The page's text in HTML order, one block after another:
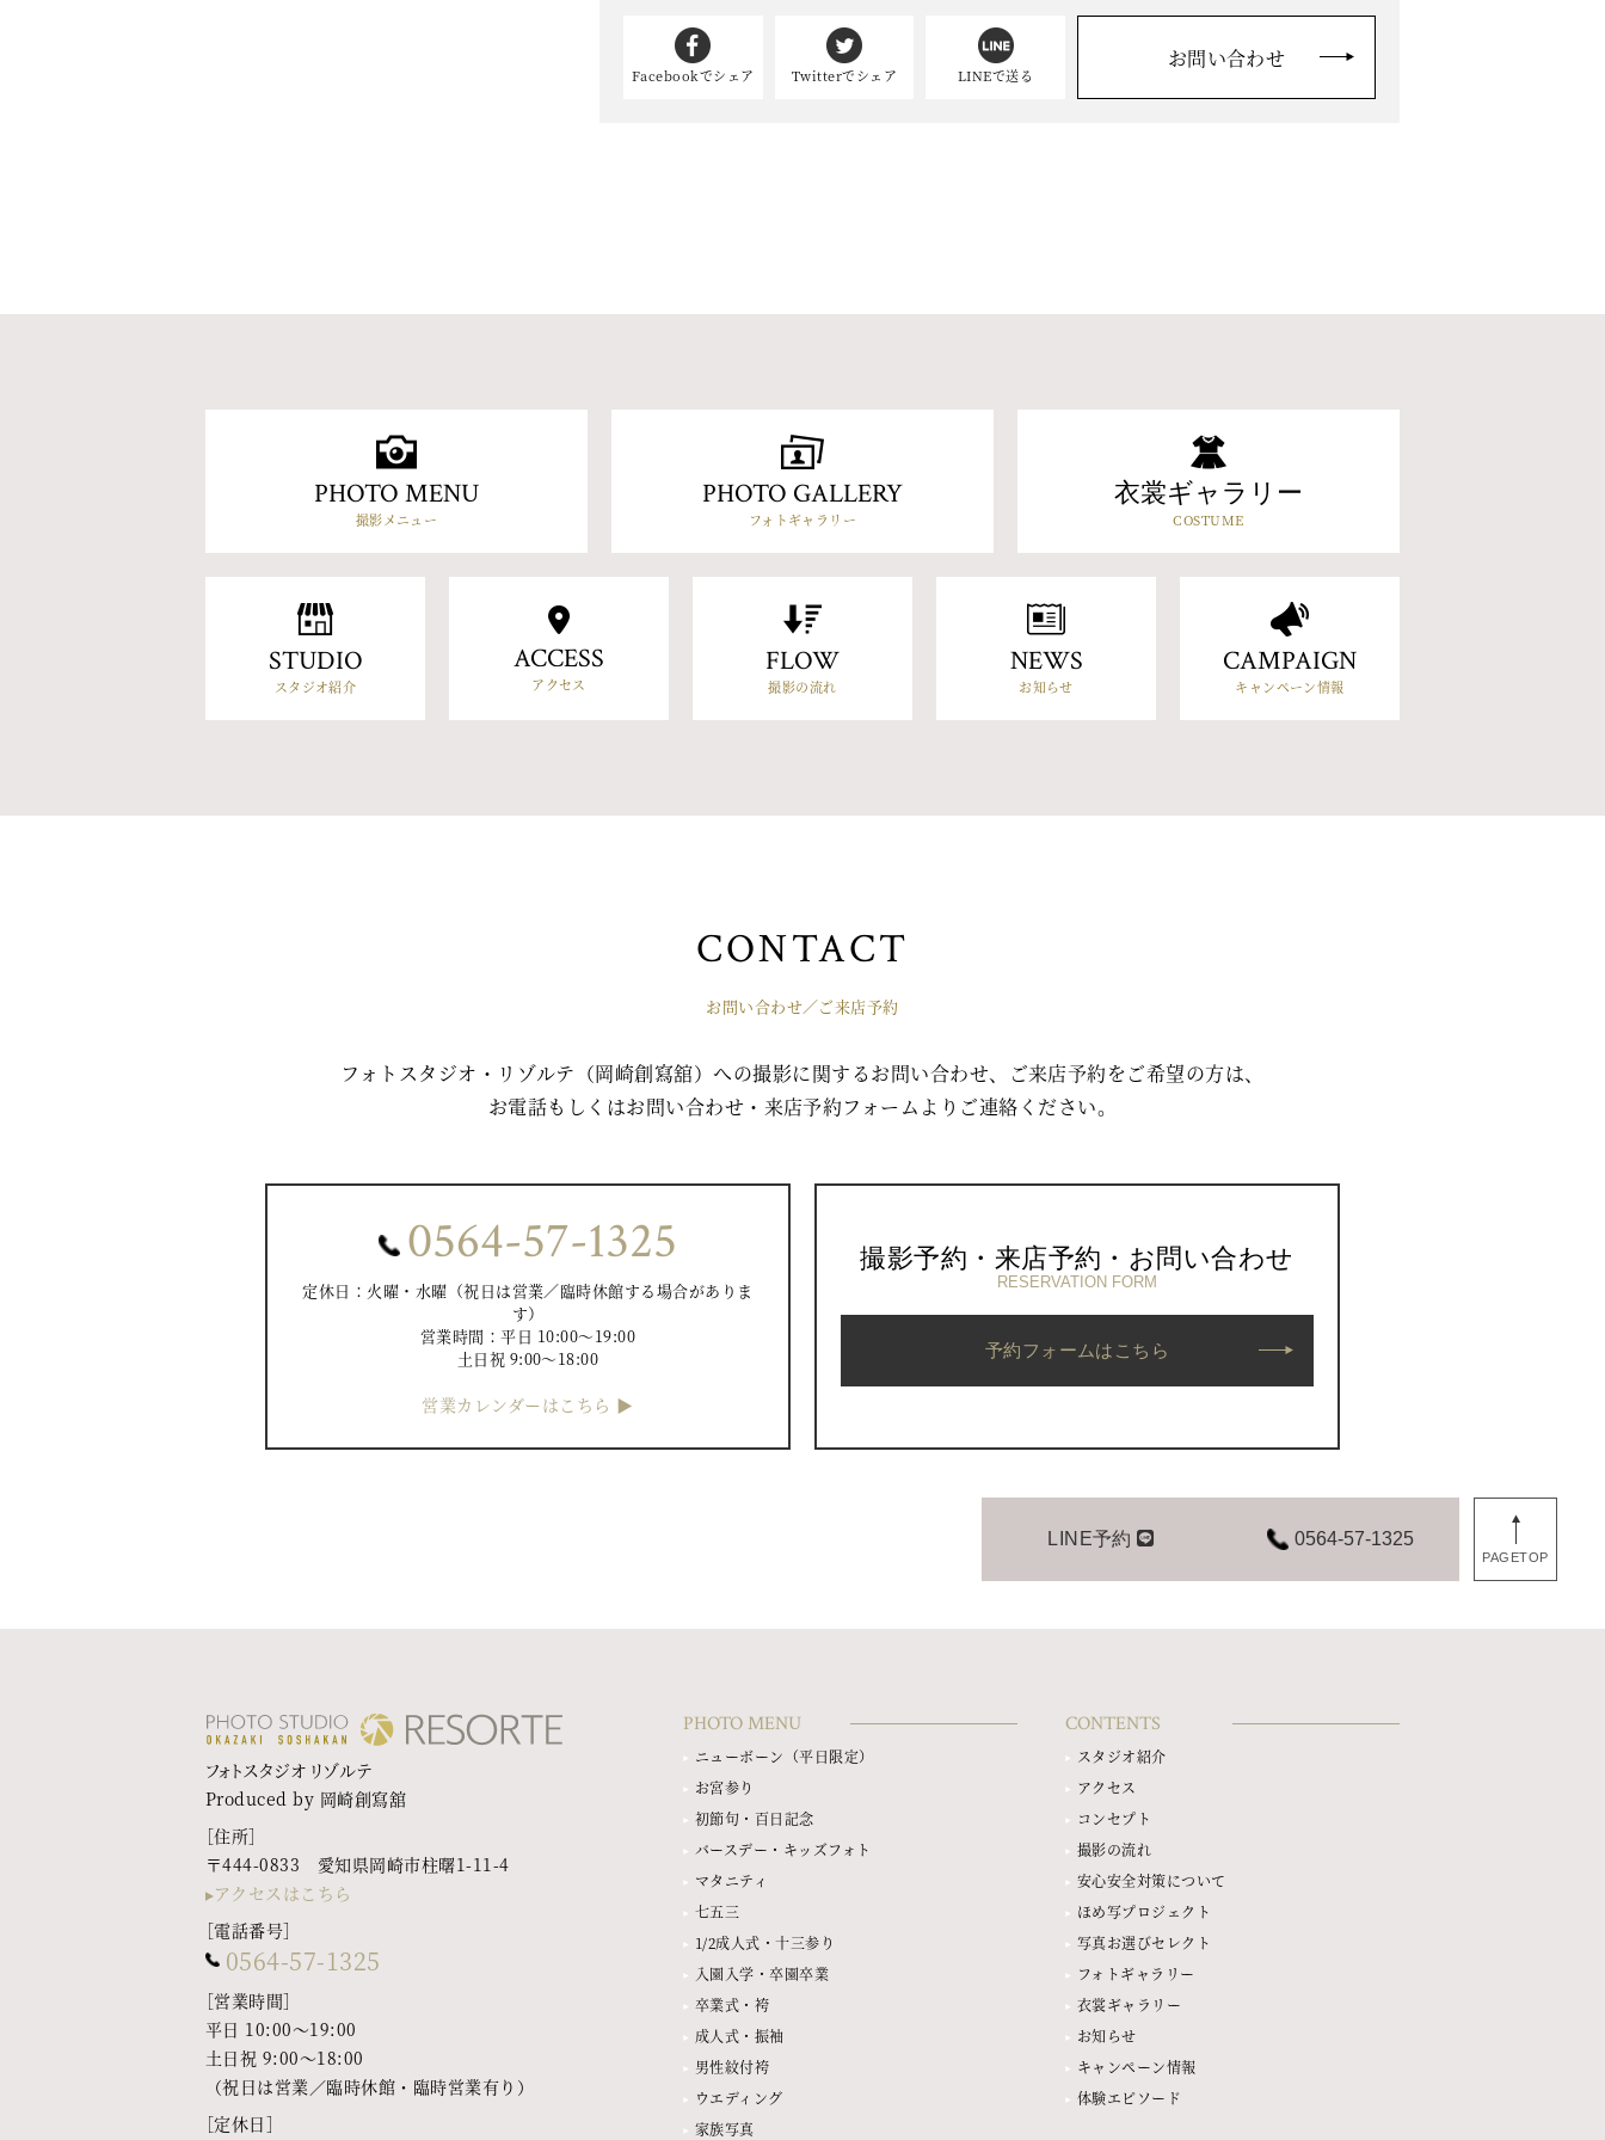
Facebookでシェア Twitterでシェア LINEで送る
お問い合わせ
PHOTO MENU
撮影メニュー
PHOTO GALLERY
フォトギャラリー
衣裳ギャラリー
COSTUME
STUDIO
スタジオ紹介
ACCESS
アクセス
FLOW
撮影の流れ
NEWS
お知らせ
CAMPAIGN
キャンペーン情報
CONTACT
お問い合わせ／ご来店予約
フォトスタジオ・リゾルテ（岡崎創寫舘）への撮影に関するお問い合わせ、ご来店予約をご希望の方は、
お電話もしくはお問い合わせ・来店予約フォームよりご連絡ください。
0564-57-1325
定休日：火曜・水曜（祝日は営業／臨時休館する場合がありま
す）
営業時間：平日 10:00〜19:00
土日祝 9:00〜18:00
営業カレンダーはこちら ▶︎
撮影予約・来店予約・お問い合わせ
RESERVATION FORM
予約フォームはこちら
LINE予約 0564-57-1325
PAGETOP
フォトスタジオ リゾルテ
Produced by 岡崎創寫舘
［住所］
〒444-0833 愛知県岡崎市柱曙1-11-4
アクセスはこちら
［電話番号］
0564-57-1325
［営業時間］
平日 10:00〜19:00
土日祝 9:00〜18:00
（祝日は営業／臨時休館・臨時営業有り）
［定休日］
PHOTO MENU
ニューボーン（平日限定）
お宮参り
初節句・百日記念
バースデー・キッズフォト
マタニティ
七五三
1/2成人式・十三参り
入園入学・卒園卒業
卒業式・袴
成人式・振袖
男性紋付袴
ウエディング
家族写真
CONTENTS
スタジオ紹介
アクセス
コンセプト
撮影の流れ
安心安全対策について
ほめ写プロジェクト
写真お選びセレクト
フォトギャラリー
衣裳ギャラリー
お知らせ
キャンペーン情報
体験エピソード